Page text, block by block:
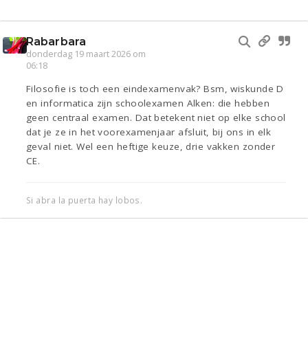
Rabarbara
donderdag 19 maart 2026 om
06:18
Filosofie is toch een eindexamenvak? Bsm, wiskunde D
en informatica zijn schoolexamen Alken: die hebben
geen centraal examen. Dat betekent niet op elke school
dat je ze in het voorexamenjaar afsluit, bij ons in elk
geval niet. Wel een heftige keuze, drie vakken zonder
CE.
Si abra la puerta hay lobos.